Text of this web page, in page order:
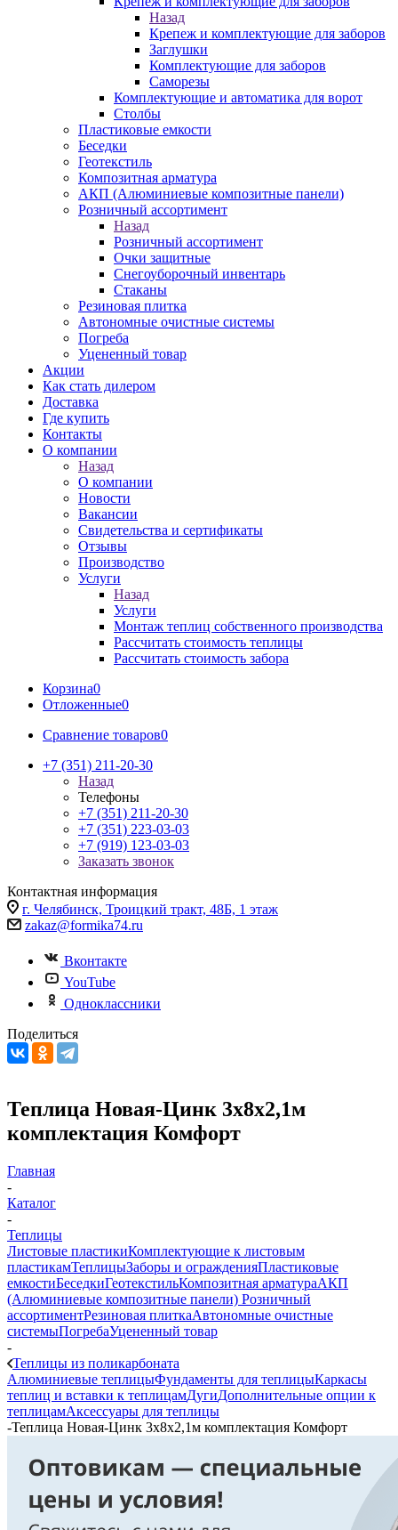
Назад
Крепеж и комплектующие для заборов
Заглушки
Комплектующие для заборов
Саморезы
Комплектующие и автоматика для ворот
Столбы
Пластиковые емкости
Беседки
Геотекстиль
Композитная арматура
АКП (Алюминиевые композитные панели)
Розничный ассортимент
Назад
Розничный ассортимент
Очки защитные
Снегоуборочный инвентарь
Стаканы
Резиновая плитка
Автономные очистные системы
Погреба
Уцененный товар
Акции
Как стать дилером
Доставка
Где купить
Контакты
О компании
Назад
О компании
Новости
Вакансии
Свидетельства и сертификаты
Отзывы
Производство
Услуги
Назад
Услуги
Монтаж теплиц собственного производства
Рассчитать стоимость теплицы
Рассчитать стоимость забора
Корзина0
Отложенные0
Сравнение товаров0
+7 (351) 211-20-30
Назад
Телефоны
+7 (351) 211-20-30
+7 (351) 223-03-03
+7 (919) 123-03-03
Заказать звонок
Контактная информация
г. Челябинск, Троицкий тракт, 48Б, 1 этаж
zakaz@formika74.ru
Вконтакте
YouTube
Одноклассники
Поделиться
Теплица Новая-Цинк 3х8х2,1м
комплектация Комфорт
Главная
-
Каталог
-
Теплицы
Листовые пластикиКомплектующие к листовым
пластикамТеплицыЗаборы и огражденияПластиковые
емкостиБеседкиГеотекстильКомпозитная арматураАКП
(Алюминиевые композитные панели) Розничный
ассортиментРезиновая плиткаАвтономные очистные
системыПогребаУцененный товар
-
Теплицы из поликарбоната
Алюминиевые теплицыФундаменты для теплицыКаркасы
теплиц и вставки к теплицамДугиДополнительные опции к
теплицамАксессуары для теплицы
-Теплица Новая-Цинк 3х8х2,1м комплектация Комфорт